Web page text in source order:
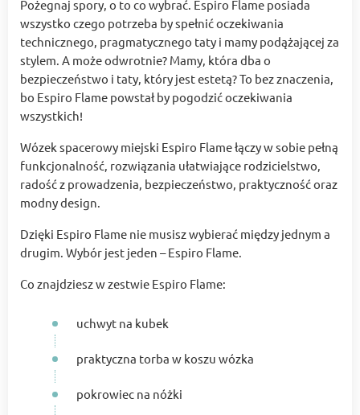
Pożegnaj spory, o to co wybrać. Espiro Flame posiada
wszystko czego potrzeba by spełnić oczekiwania
technicznego, pragmatycznego taty i mamy podążającej za
stylem. A może odwrotnie? Mamy, która dba o
bezpieczeństwo i taty, który jest estetą? To bez znaczenia,
bo Espiro Flame powstał by pogodzić oczekiwania
wszystkich!
Wózek spacerowy miejski Espiro Flame łączy w sobie pełną
funkcjonalność, rozwiązania ułatwiające rodzicielstwo,
radość z prowadzenia, bezpieczeństwo, praktyczność oraz
modny design.
Dzięki Espiro Flame nie musisz wybierać między jednym a
drugim. Wybór jest jeden – Espiro Flame.
Co znajdziesz w zestwie Espiro Flame:
uchwyt na kubek
praktyczna torba w koszu wózka
pokrowiec na nóżki